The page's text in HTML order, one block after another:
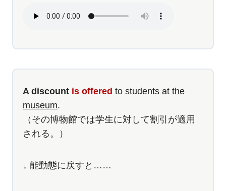
A discount is offered to students at the
museum.
（その博物館では学生に対して割引が適用
される。）
↓ 能動態に戻すと……